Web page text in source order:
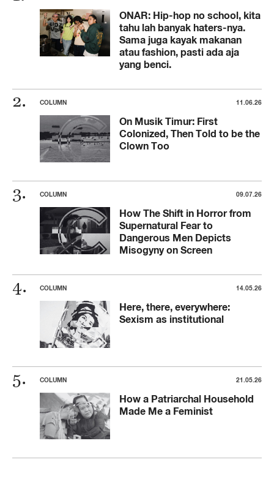
ONAR: Hip-hop no school, kita
tahu lah banyak haters-nya.
Sama juga kayak makanan
atau fashion, pasti ada aja
yang benci.
COLUMN 11.06.26
On Musik Timur: First
Colonized, Then Told to be the
Clown Too
COLUMN 09.07.26
How The Shift in Horror from
Supernatural Fear to
Dangerous Men Depicts
Misogyny on Screen
COLUMN 14.05.26
Here, there, everywhere:
Sexism as institutional
COLUMN 21.05.26
How a Patriarchal Household
Made Me a Feminist